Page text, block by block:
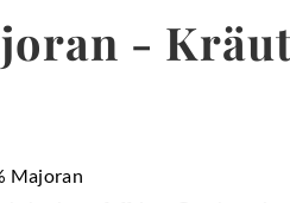
-
Majoran